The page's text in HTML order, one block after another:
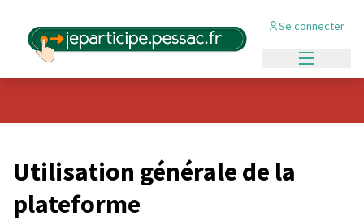
Se connecter
Utilisation générale de la
plateforme